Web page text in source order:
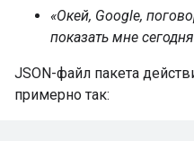
«Окей, Google,
показать мне
JSON-файл пакета
примерно так: